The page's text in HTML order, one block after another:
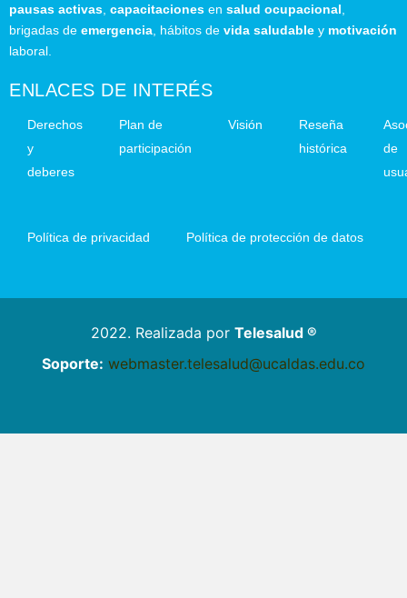
pausas activas, capacitaciones en salud ocupacional,
brigadas de emergencia, hábitos de vida saludable y motivación
laboral.
ENLACES DE INTERÉS
Derechos
y
deberes
Plan de
participación
Visión
Reseña
histórica
de
Política de privacidad Política de protección de datos
2022. Realizada por Telesalud ®
Soporte: webmaster.telesalud@ucaldas.edu.co